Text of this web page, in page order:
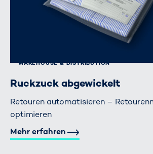
WAREHOUSE & DISTRIBUTION
Ruckzuck abgewickelt
Retouren automatisieren –
optimieren
Mehr erfahren